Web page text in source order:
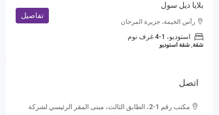
بلايا ديل سول
رأس الخيمة، جزيرة المرجان
استوديو، 1-4 غرف نوم
شقة, شقة استوديو
تفاصيل
اتصل
مكتب رقم 1-2، الطابق الثالث، مبنى المقر الرئيسي لشركة